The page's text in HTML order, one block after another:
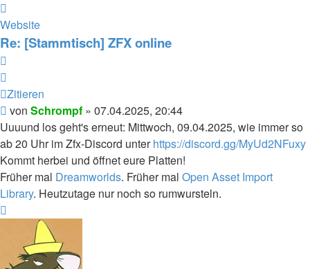
von
Schrompf
Website
Re: [Stammtisch] ZFX online
Zitieren
Beitrag
von Schrompf » 07.04.2025, 20:44
Uuuund los geht's erneut: Mittwoch, 09.04.2025, wie immer so
ab 20 Uhr im Zfx-Discord unterhttps://discord.gg/MyUd2NFuxy
Kommt herbei und öffnet eure Platten!
Früher mal Dreamworlds. Früher mal Open Asset Import
Library. Heutzutage nur noch so rumwursteln.